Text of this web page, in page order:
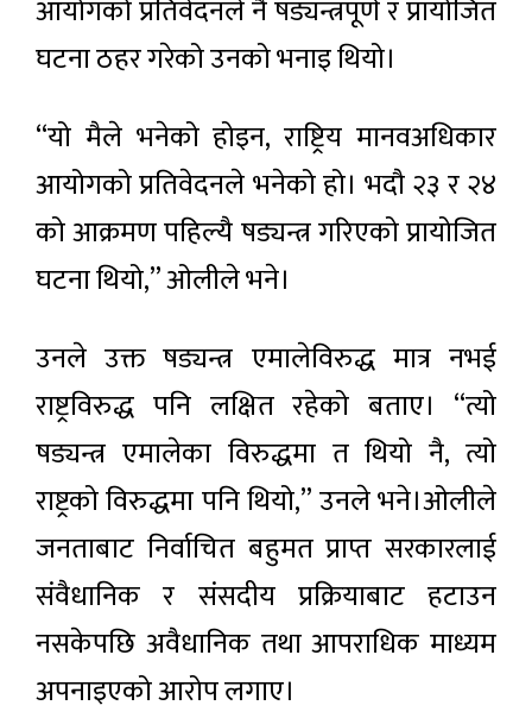
आयोगको प्रतिवेदनले नै षड्यन्त्रपूर्ण र प्रायोजित
घटना ठहर गरेको उनको भनाइ थियो।
“यो मैले भनेको होइन, राष्ट्रिय मानवअधिकार
आयोगको प्रतिवेदनले भनेको हो। भदौ २३ र २४
को आक्रमण पहिल्यै षड्यन्त्र गरिएको प्रायोजित
घटना थियो,” ओलीले भने।
उनले उक्त षड्यन्त्र एमालेविरुद्ध मात्र नभई
राष्ट्रविरुद्ध पनि लक्षित रहेको बताए। “त्यो
षड्यन्त्र एमालेका विरुद्धमा त थियो नै, त्यो
राष्ट्रको विरुद्धमा पनि थियो,” उनले भने।ओलीले
जनताबाट निर्वाचित बहुमत प्राप्त सरकारलाई
संवैधानिक र संसदीय प्रक्रियाबाट हटाउन
नसकेपछि अवैधानिक तथा आपराधिक माध्यम
अपनाइएको आरोप लगाए।